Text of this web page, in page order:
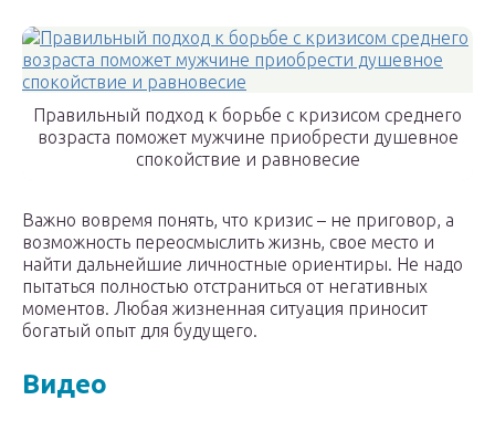
Правильный подход к борьбе с кризисом среднего
возраста поможет мужчине приобрести душевное
спокойствие и равновесие
Важно вовремя понять, что кризис – не приговор, а
возможность переосмыслить жизнь, свое место и
найти дальнейшие личностные ориентиры. Не надо
пытаться полностью отстраниться от негативных
моментов. Любая жизненная ситуация приносит
богатый опыт для будущего.
Видео